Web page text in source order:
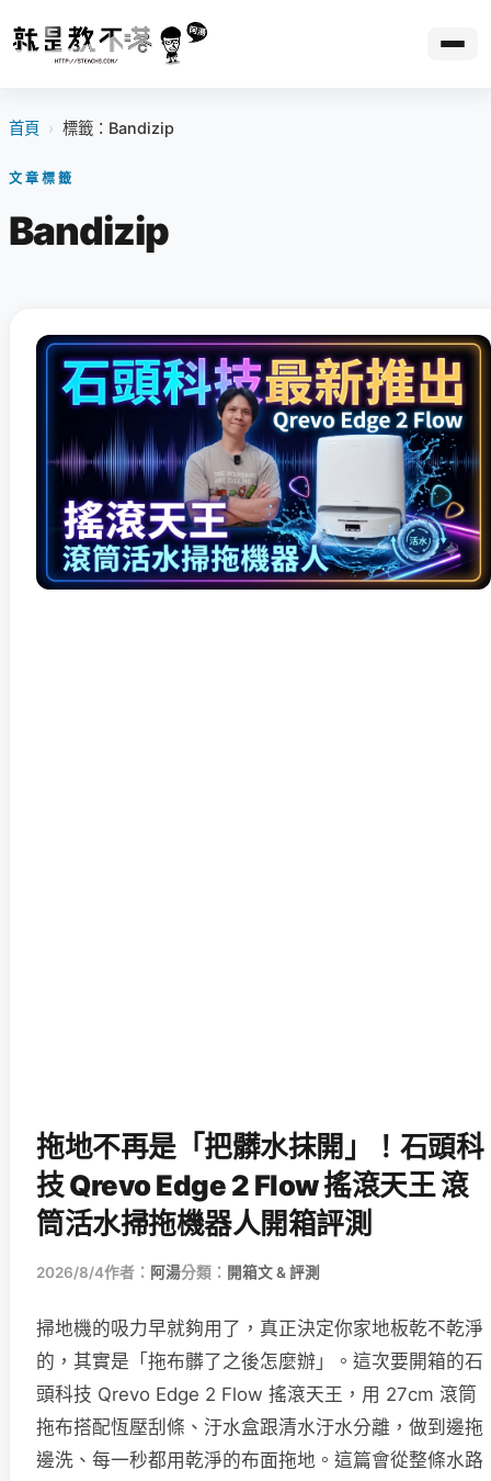
首頁 › 標籤：Bandizip
文章標籤
Bandizip
拖地不再是「把髒水抹開」！石頭科
技 Qrevo Edge 2 Flow 搖滾天王 滾
筒活水掃拖機器人開箱評測
2026/8/4作者： 阿湯分類： 開箱文 & 評測
掃地機的吸力早就夠用了，真正決定你家地板乾不乾淨
的，其實是「拖布髒了之後怎麼辦」。這次要開箱的石
頭科技 Qrevo Edge 2 Flow 搖滾天王，用 27cm 滾筒
拖布搭配恆壓刮條、汙水盒跟清水汙水分離，做到邊拖
邊洗、每一秒都用乾淨的布面拖地。這篇會從整條水路